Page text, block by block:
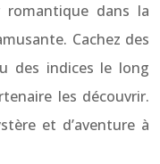
romantique dans la
Cachez des
des indices le long
les découvrir.
et d’aventure à